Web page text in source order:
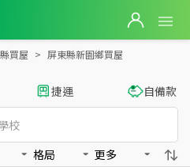
：土地房屋物件出售、房價分析
買屋 屏東縣新園鄉買屋
捷運 自備款
格局 更多